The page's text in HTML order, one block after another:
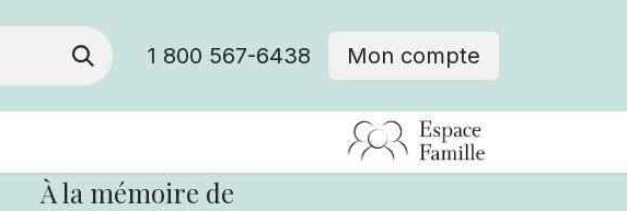
1 800 567-6438 Mon compte
À la mémoire de